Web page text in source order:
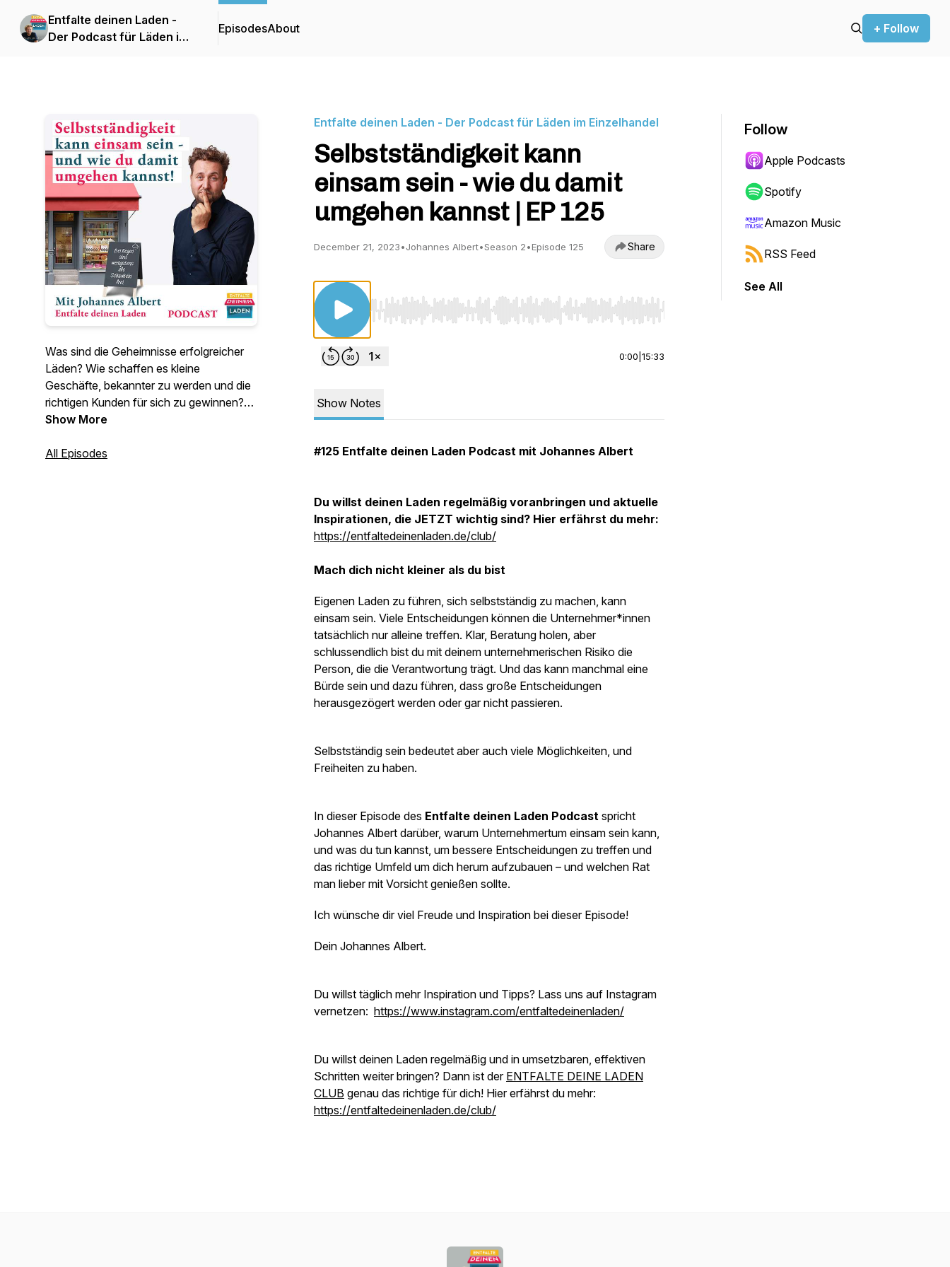
Entfalte deinen Laden -
Der Podcast für Läden im
EpisodesAbout + Follow
Was sind die Geheimnisse erfolgreicher
Läden? Wie schaffen es kleine
Geschäfte, bekannter zu werden und die
richtigen Kunden für sich zu gewinnen?
Jede Woche spreche ich im Entfalte
Ladeninhaber*innen von lokalen Läden
Show More
All Episodes
Entfalte deinen Laden - Der Podcast für Läden im Einzelhandel
Selbstständigkeit kann
einsam sein - wie du damit
umgehen kannst | EP 125
December 21, 2023•Johannes Albert•Season 2•Episode 125 Share
Use Left/Right to seek, Home/End to jump to start or end. Hold shift to jump forward or backward.
0:00 15:33
Show Notes
#125 Entfalte deinen Laden Podcast mit Johannes Albert
Du willst deinen Laden regelmäßig voranbringen und aktuelle
Inspirationen, die JETZT wichtig sind? Hier erfährst du mehr:
https://entfaltedeinenladen.de/club/
Mach dich nicht kleiner als du bist
Eigenen Laden zu führen, sich selbstständig zu machen, kann
einsam sein. Viele Entscheidungen können die Unternehmer*innen
tatsächlich nur alleine treffen. Klar, Beratung holen, aber
schlussendlich bist du mit deinem unternehmerischen Risiko die
Person, die die Verantwortung trägt. Und das kann manchmal eine
Bürde sein und dazu führen, dass große Entscheidungen
herausgezögert werden oder gar nicht passieren.
Selbstständig sein bedeutet aber auch viele Möglichkeiten, und
Freiheiten zu haben.
In dieser Episode des Entfalte deinen Laden Podcast spricht
Johannes Albert darüber, warum Unternehmertum einsam sein kann,
und was du tun kannst, um bessere Entscheidungen zu treffen und
das richtige Umfeld um dich herum aufzubauen – und welchen Rat
man lieber mit Vorsicht genießen sollte.
Ich wünsche dir viel Freude und Inspiration bei dieser Episode!
Dein Johannes Albert.
Du willst täglich mehr Inspiration und Tipps? Lass uns auf Instagram
vernetzen: https://www.instagram.com/entfaltedeinenladen/
Du willst deinen Laden regelmäßig und in umsetzbaren, effektiven
Schritten weiter bringen? Dann ist der ENTFALTE DEINE LADEN
CLUB genau das richtige für dich! Hier erfährst du mehr:
https://entfaltedeinenladen.de/club/
Follow
Apple Podcasts
Spotify
Amazon Music
RSS Feed
See All